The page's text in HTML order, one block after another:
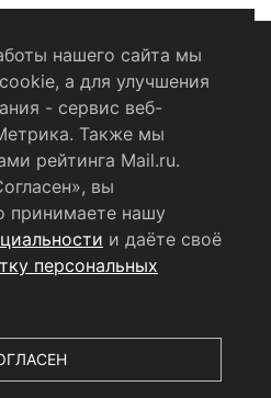
персональных данных
лента
издание Щёлковское ТВ.
о регистрации СМИ
г.
(РОСКОМНАДЗОР).
нашего сайта мы
а для улучшения
- сервис веб-
Также мы
рейтинга Mail.ru.
вы
принимаете нашу
и даёте своё
персональных